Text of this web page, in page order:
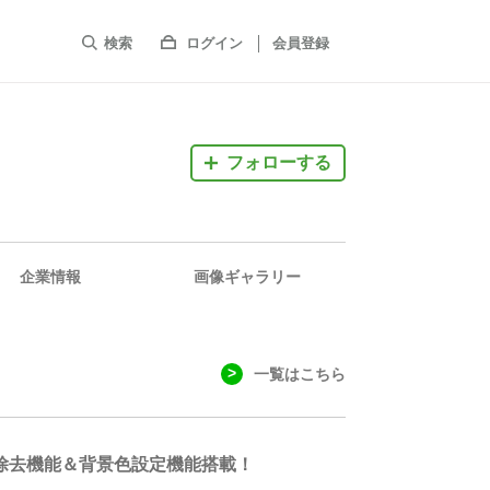
検索 ログイン 会員登録
フォローする
企業情報 画像ギャラリー
一覧はこちら
機能＆背景色設定機能搭載！